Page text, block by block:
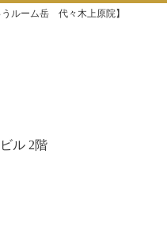
ルーム岳 代々木上原院】
ル 2階